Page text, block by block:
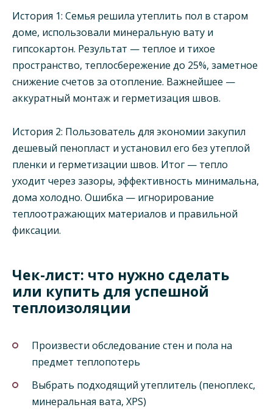
История 1: Семья решила утеплить пол в старом
доме, использовали минеральную вату и
гипсокартон. Результат — теплое и тихое
пространство, теплосбережение до 25%, заметное
снижение счетов за отопление. Важнейшее —
аккуратный монтаж и герметизация швов.
История 2: Пользователь для экономии закупил
дешевый пенопласт и установил его без утеплой
пленки и герметизации швов. Итог — тепло
уходит через зазоры, эффективность минимальна,
дома холодно. Ошибка — игнорирование
теплоотражающих материалов и правильной
фиксации.
Чек-лист: что нужно сделать
или купить для успешной
теплоизоляции
Произвести обследование стен и пола на
предмет теплопотерь
Выбрать подходящий утеплитель (пеноплекс,
минеральная вата, XPS)